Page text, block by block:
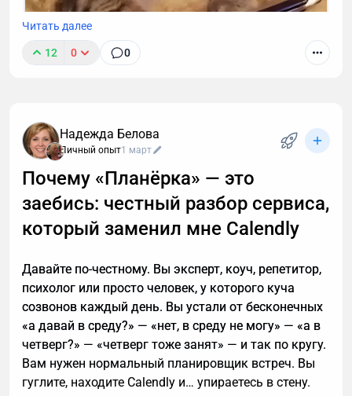
интересны кредиты, консультации и прочие услуги.
Если вы тревожитесь упустить действительно
важный разговор, например, ждете курьера, то я
расскажу, почему стоит делегировать телефонные
звонки мне.
Читать далее
12 0 0
Надежда Белова
Личный опыт1 март
Почему «Планёрка» — это
заебись: честный разбор сервиса,
который заменил мне Calendly
Давайте по-честному. Вы эксперт, коуч, репетитор,
психолог или просто человек, у которого куча
созвонов каждый день. Вы устали от бесконечных
«а давай в среду?» — «нет, в среду не могу» — «а в
четверг?» — «четверг тоже занят» — и так по кругу.
Вам нужен нормальный планировщик встреч. Вы
гуглите, находите Calendly и… упираетесь в стену.